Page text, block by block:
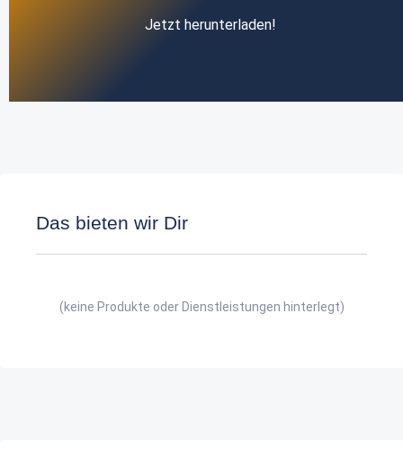
Jetzt herunterladen!
Das bieten wir Dir
(keine Produkte oder Dienstleistungen hinterlegt)